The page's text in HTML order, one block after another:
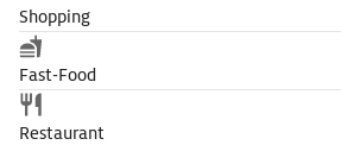
Shopping
Fast-Food
Restaurant